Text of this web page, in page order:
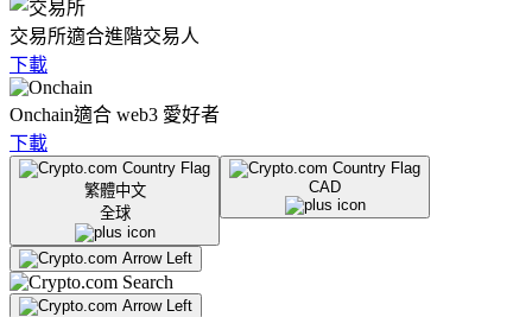
交易所適合進階交易人
下載
Onchain適合 web3 愛好者
下載
繁體中文
全球
CAD